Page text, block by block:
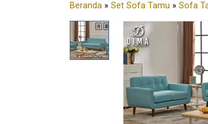
Beranda » Set Sofa Tamu » Sofa